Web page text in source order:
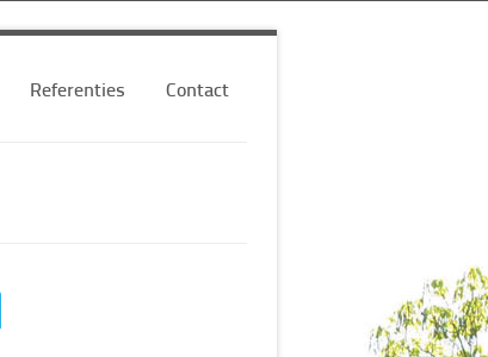
Referenties Contact